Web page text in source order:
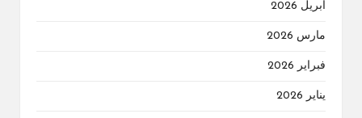
أبريل 2026
مارس 2026
فبراير 2026
يناير 2026